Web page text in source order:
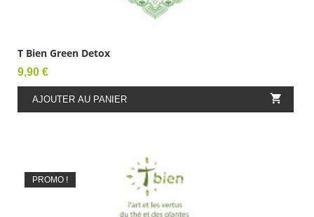
T Bien Green Detox
Prix
9,90 €
AJOUTER AU PANIER 
PROMO !